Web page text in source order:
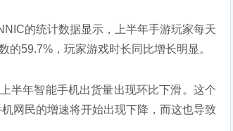
的统计数据显示，上半年手游玩家每天
59.7%，玩家游戏时长同比增长明显。
半年智能手机出货量出现环比下滑。这个
网民的增速将开始出现下降，而这也导致